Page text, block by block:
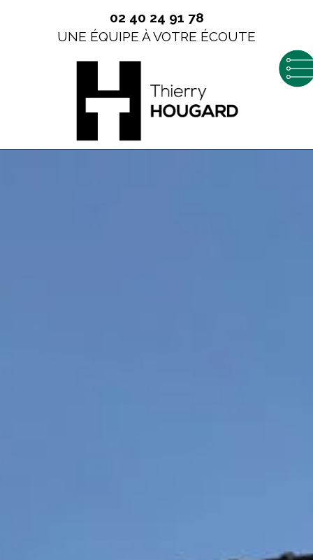
02 40 24 91 78
UNE ÉQUIPE À VOTRE ÉCOUTE